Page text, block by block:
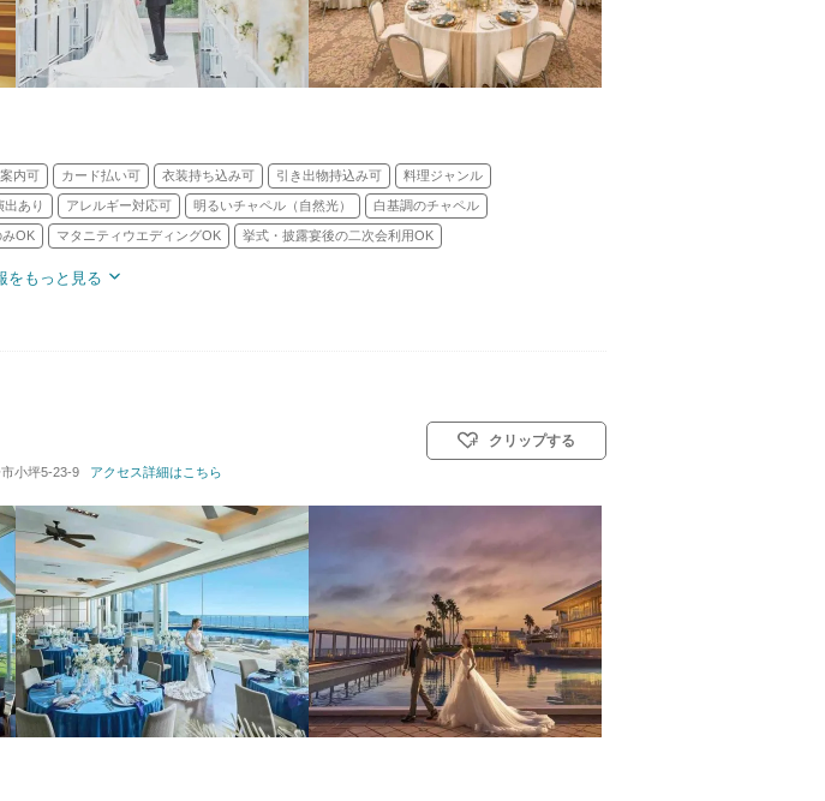
内可 カード払い可 衣装持ち込み可 引き出物持込み可 料理ジャンル
出あり アレルギー対応可 明るいチャペル（自然光） 白基調のチャペル
OK マタニティウエディングOK 挙式・披露宴後の二次会利用OK
をもっと見る
着席：2名 ～ 200名 挙式スタイル: 教会式(キリスト教式)／神前式
小坪5-23-9 アクセス詳細はこちら
クリップする